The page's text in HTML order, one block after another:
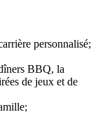
personnalisé;
BBQ, la
de jeux et de